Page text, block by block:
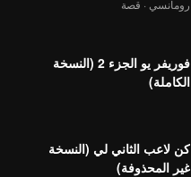
رومانسي · قصة
فوريفر يو الجزء 2 (النسخة
الكاملة)
كن لاعب الثاني لي (النسخة
غير المحذوفة)